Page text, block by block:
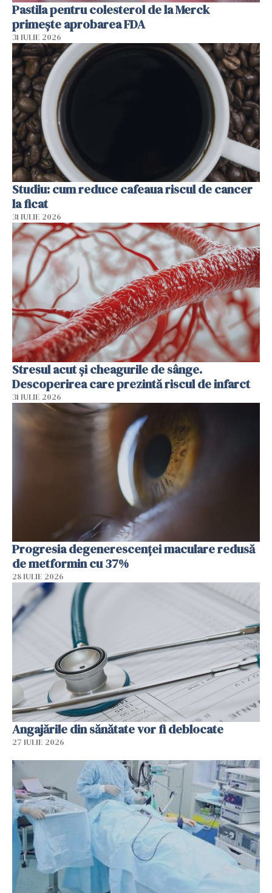
Pastila pentru colesterol de la Merck
primește aprobarea FDA
31 IULIE 2026
Studiu: cum reduce cafeaua riscul de cancer
la ficat
31 IULIE 2026
Stresul acut și cheagurile de sânge.
Descoperirea care prezintă riscul de infarct
31 IULIE 2026
Progresia degenerescenței maculare redusă
de metformin cu 37%
28 IULIE 2026
Angajările din sănătate vor fi deblocate
27 IULIE 2026